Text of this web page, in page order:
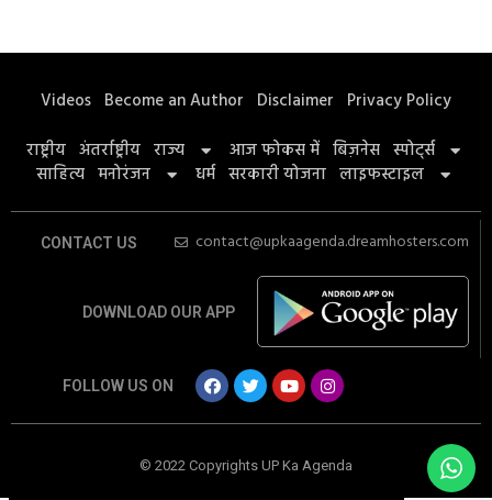
Videos Become an Author Disclaimer Privacy Policy
राष्ट्रीय अंतर्राष्ट्रीय राज्य आज फोकस में बिज़नेस स्पोर्ट्स
साहित्य मनोरंजन धर्म सरकारी योजना लाइफस्टाइल
CONTACT US contact@upkaagenda.dreamhosters.com
DOWNLOAD OUR APP
FOLLOW US ON
© 2022 Copyrights UP Ka Agenda